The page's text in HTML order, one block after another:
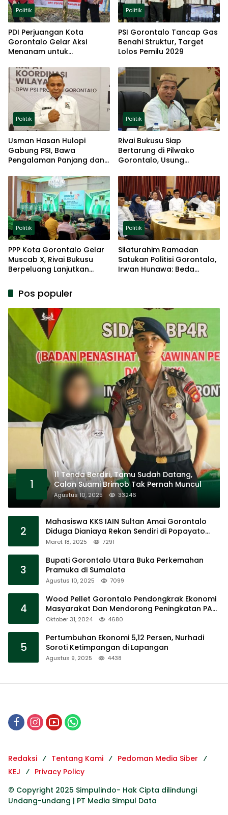
Politik
PDI Perjuangan Kota
Gorontalo Gelar Aksi
Menanam untuk
Politik
PSI Gorontalo Tancap Gas
Benahi Struktur, Target
Lolos Pemilu 2029
Politik
Usman Hasan Hulopi
Gabung PSI, Bawa
Pengalaman Panjang dan
Politik
Rivai Bukusu Siap
Bertarung di Pilwako
Gorontalo, Usung
Politik
Politik
PPP Kota Gorontalo Gelar
Muscab X, Rivai Bukusu
Berpeluang Lanjutkan
Politik
Silaturahim Ramadan
Satukan Politisi Gorontalo,
Irwan Hunawa: Beda
Pos populer
1
11 Tenda Berdiri, Tamu Sudah Datang,
Calon Suami Brimob Tak Pernah Muncul
Agustus 10, 2025 33246
2
Mahasiswa KKS IAIN Sultan Amai Gorontalo
Diduga Dianiaya Rekan Sendiri di Popayato
Barat
Maret 18, 2025 7291
3
Bupati Gorontalo Utara Buka Perkemahan
Pramuka di Sumalata
Agustus 10, 2025 7099
4
Wood Pellet Gorontalo Pendongkrak Ekonomi
Masyarakat Dan Mendorong Peningkatan PAD
Gorontalo
Oktober 31, 2024 4680
5
Pertumbuhan Ekonomi 5,12 Persen, Nurhadi
Soroti Ketimpangan di Lapangan
Agustus 9, 2025 4438
Redaksi Tentang Kami
Pedoman Media Siber
KEJ
Privacy Policy
© Copyright 2025 Simpulindo- Hak Cipta dilindungi
Undang-undang | PT Media Simpul Data